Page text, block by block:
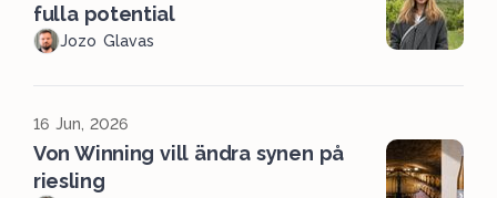
fulla potential
Jozo Glavas
16 Jun, 2026
Von Winning vill ändra synen på
riesling